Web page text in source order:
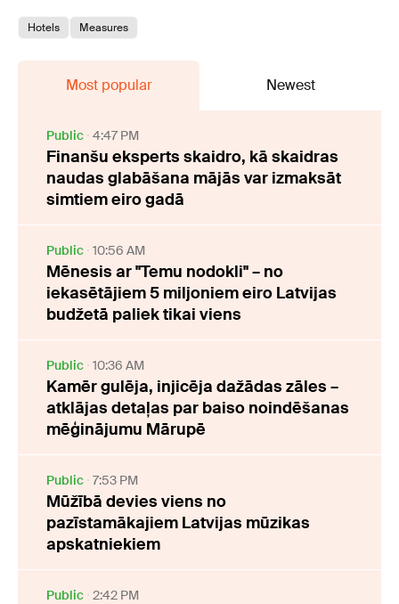
Hotels Measures
Most popular Newest
Public 4:47 PM
Finanšu eksperts skaidro, kā skaidras
naudas glabāšana mājās var izmaksāt
simtiem eiro gadā
Public 10:56 AM
Mēnesis ar "Temu nodokli" – no
iekasētājiem 5 miljoniem eiro Latvijas
budžetā paliek tikai viens
Public 10:36 AM
Kamēr gulēja, injicēja dažādas zāles –
atklājas detaļas par baiso noindēšanas
mēģinājumu Mārupē
Public 7:53 PM
Mūžībā devies viens no
pazīstamākajiem Latvijas mūzikas
apskatniekiem
Public 2:42 PM